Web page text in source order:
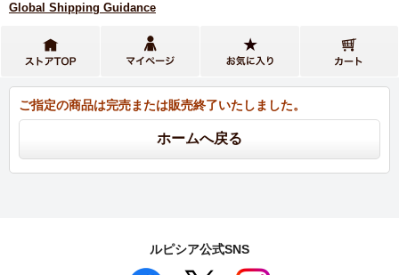
Global Shipping Guidance
ご指定の商品は完売または販売終了いたしました。
ルピシア公式SNS